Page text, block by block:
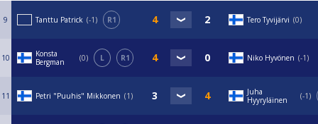
9 Tanttu Patrick -1 R1 Tero Tyvijärvi 0
10
Konsta
Bergman
0 L R1 Niko Hyvönen -1
11 Petri "Puuhis" Mikkonen 1
Juha
Hyyryläinen
-1